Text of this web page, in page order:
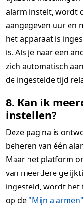
alarm instelt, wordt
aangegeven uur en
het apparaat is
is. Als je naar een
zich automatisch
de ingestelde tijd
8. Kan ik
instellen?
Deze pagina is
beheren van één
Maar het platform
van meerdere
ingesteld, wordt het
op de "Mijn